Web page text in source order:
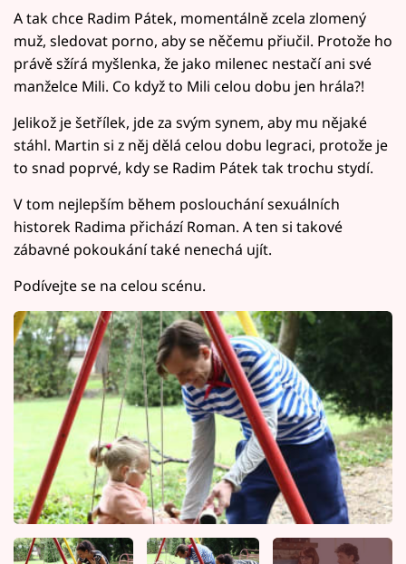
A tak chce Radim Pátek, momentálně zcela zlomený
muž, sledovat porno, aby se něčemu přiučil. Protože ho
právě sžírá myšlenka, že jako milenec nestačí ani své
manželce Mili. Co když to Mili celou dobu jen hrála?!
Jelikož je šetřílek, jde za svým synem, aby mu nějaké
stáhl. Martin si z něj dělá celou dobu legraci, protože je
to snad poprvé, kdy se Radim Pátek tak trochu stydí.
V tom nejlepším během poslouchání sexuálních
historek Radima přichází Roman. A ten si takové
zábavné pokoukání také nenechá ujít.
Podívejte se na celou scénu.